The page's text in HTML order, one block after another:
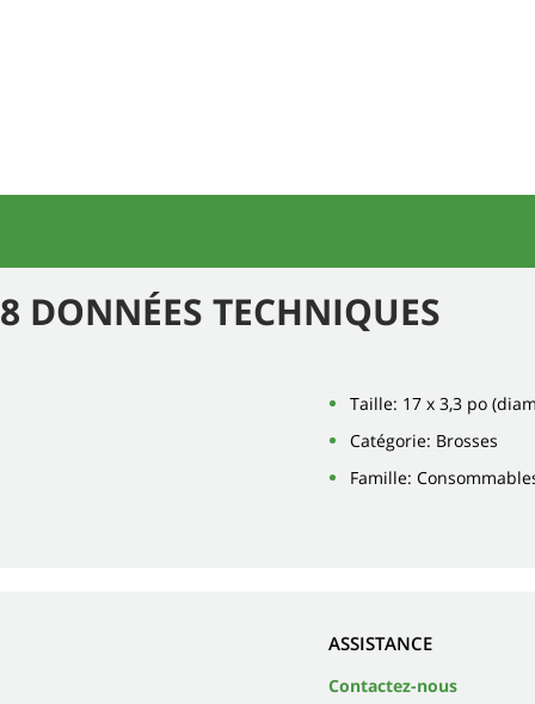
DONNÉES TECHNIQUES
Taille: 17 x 3,3 po
Catégorie: Brosses
Famille:
ASSISTANCE
Contactez-nous